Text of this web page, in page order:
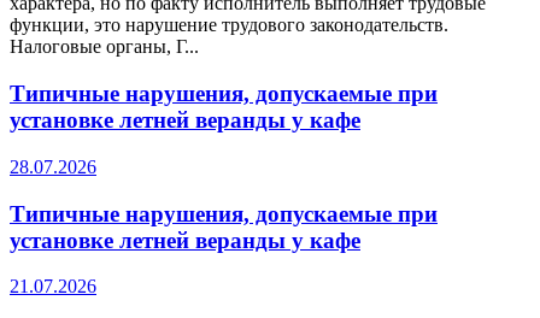
функции, это нарушение трудового законодательств.
Налоговые органы, Г...
Типичные нарушения, допускаемые при
установке летней веранды у кафе
28.07.2026
Типичные нарушения, допускаемые при
установке летней веранды у кафе
21.07.2026